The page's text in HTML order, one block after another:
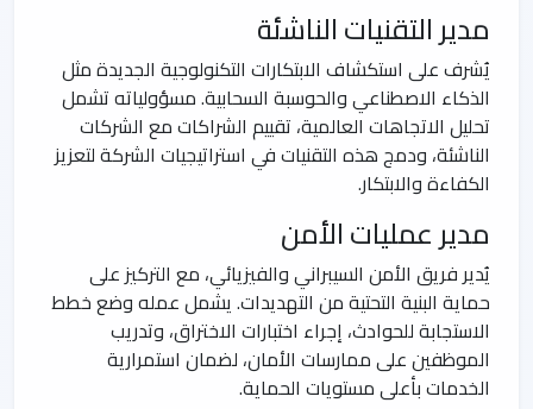
مدير التقنيات الناشئة
يُشرف على استكشاف الابتكارات التكنولوجية الجديدة مثل
الذكاء الاصطناعي والحوسبة السحابية. مسؤولياته تشمل
تحليل الاتجاهات العالمية، تقييم الشراكات مع الشركات
الناشئة، ودمج هذه التقنيات في استراتيجيات الشركة لتعزيز
الكفاءة والابتكار.
مدير عمليات الأمن
يُدير فريق الأمن السيبراني والفيزيائي، مع التركيز على
حماية البنية التحتية من التهديدات. يشمل عمله وضع خطط
الاستجابة للحوادث، إجراء اختبارات الاختراق، وتدريب
الموظفين على ممارسات الأمان، لضمان استمرارية
الخدمات بأعلى مستويات الحماية.